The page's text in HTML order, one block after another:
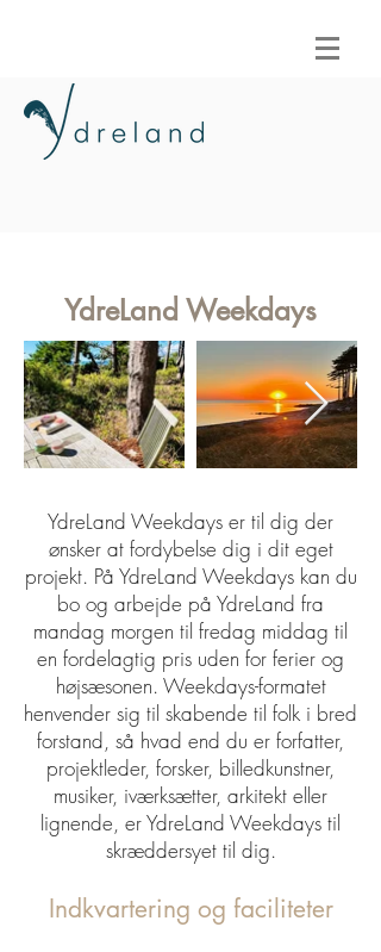
YdreLand Weekdays
YdreLand Weekdays er til dig der
ønsker at fordybelse dig i dit eget
projekt. På YdreLand Weekdays kan du
bo og arbejde på YdreLand fra
mandag morgen til fredag middag til
en fordelagtig pris uden for ferier og
højsæsonen. Weekdays-formatet
henvender sig til skabende til folk i bred
forstand, så hvad end du er forfatter,
projektleder, forsker, billedkunstner,
musiker, iværksætter, arkitekt eller
lignende, er YdreLand Weekdays til
skræddersyet til dig.
Indkvartering og faciliteter